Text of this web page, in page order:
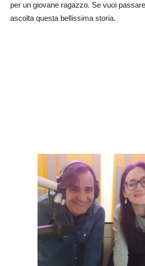
per un giovane ragazzo. Se vuoi
ascolta questa bellissima storia.